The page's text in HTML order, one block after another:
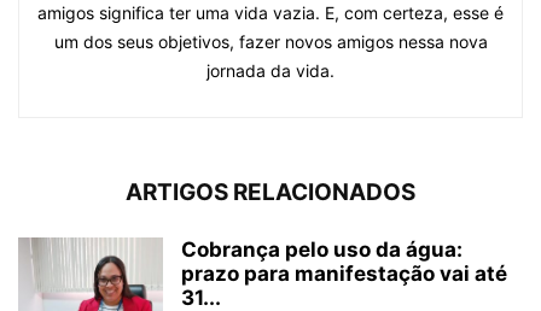
amigos significa ter uma vida vazia. E, com certeza, esse é
um dos seus objetivos, fazer novos amigos nessa nova
jornada da vida.
ARTIGOS RELACIONADOS
Cobrança pelo uso da água:
prazo para manifestação vai até
31...